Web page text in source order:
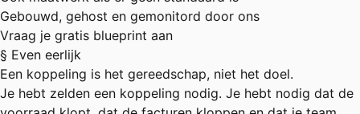
Gebouwd, gehost en gemonitord door ons
Vraag je gratis blueprint aan
§ Even eerlijk
Een koppeling is het gereedschap, niet het doel.
Je hebt zelden een koppeling nodig. Je hebt nodig dat de